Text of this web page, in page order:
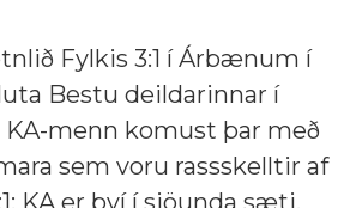
Fylkis 3:1 í Árbænum í
Bestu deildarinnar í
menn komust þar með
sem voru rassskelltir af
KA er því í sjöunda sæti,